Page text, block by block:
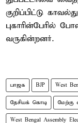
குறிப்பிட்டு
புகாரின்பேரில்
வருகின்றனர்.
பாஜக BJP West
தேசியக் கொடி
West Bengal Assembly